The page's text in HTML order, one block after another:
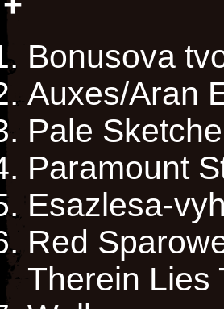
Bonusova
Auxes/Aran
Pale
Paramount
Esazlesa-
Red
Therein Lies